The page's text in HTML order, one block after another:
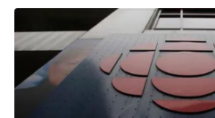
Theo dõi báo trên
Cơ quan chủ quản:Đài Truyền
Cơ quan báo chí:
Thời báo VTV